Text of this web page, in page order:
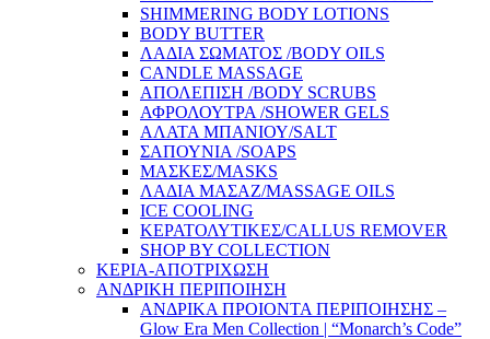
SHIMMERING BODY LOTIONS
BODY BUTTER
ΛΑΔΙΑ ΣΩΜΑΤΟΣ /BODY OILS
CANDLE MASSAGE
ΑΠΟΛΕΠΙΣΗ /BODY SCRUBS
ΑΦΡΟΛΟΥΤΡΑ /SHOWER GELS
ΑΛΑΤΑ ΜΠΑΝΙΟΥ/SALT
ΣΑΠΟΥΝΙΑ /SOAPS
ΜΑΣΚΕΣ/MASKS
ΛΑΔΙΑ ΜΑΣΑΖ/MASSAGE OILS
ICE COOLING
ΚΕΡΑΤΟΛΥΤΙΚΕΣ/CALLUS REMOVER
SHOP BY COLLECTION
ΚΕΡΙΑ-ΑΠΟΤΡΙΧΩΣΗ
ΑΝΔΡΙΚΗ ΠΕΡΙΠΟΙΗΣΗ
ΑΝΔΡΙΚΑ ΠΡΟΙΟΝΤΑ ΠΕΡΙΠΟΙΗΣΗΣ –
Glow Era Men Collection | “Monarch’s Code”